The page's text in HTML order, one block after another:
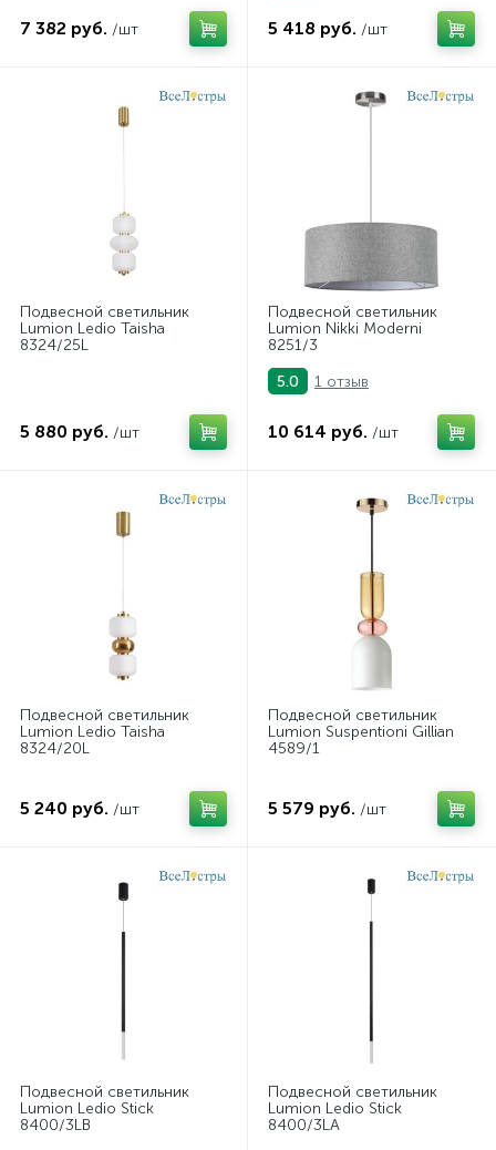
подвесные светлильники LED
светильники дизайнерские из Италии
светильники над рабочей поверхностью
светодиодные светильники для ванной комнаты
черные подвесные светильники
7 382 руб. /шт 5 418 руб. /шт
Подвесной светильник
Lumion Ledio Taisha
8324/25L
5 880 руб. /шт
Подвесной светильник
Lumion Nikki Moderni
8251/3
5.0
1 отзыв
10 614 руб. /шт
Подвесной светильник
Lumion Ledio Taisha
8324/20L
5 240 руб. /шт
Подвесной светильник
Lumion Suspentioni Gillian
4589/1
5 579 руб. /шт
Подвесной светильник
Lumion Ledio Stick
8400/3LB
Подвесной светильник
Lumion Ledio Stick
8400/3LA